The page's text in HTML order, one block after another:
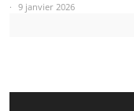
9 janvier 2026